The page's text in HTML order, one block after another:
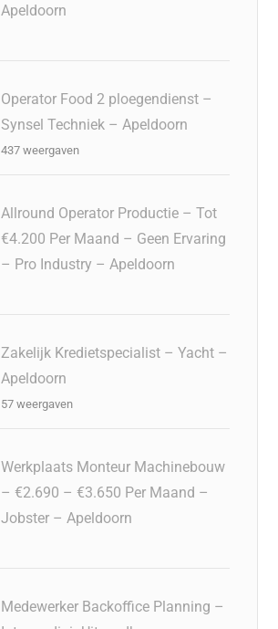
Apeldoorn
Operator Food 2 ploegendienst –
Synsel Techniek – Apeldoorn
437 weergaven
Allround Operator Productie – Tot
€4.200 Per Maand – Geen Ervaring
– Pro Industry – Apeldoorn
Zakelijk Kredietspecialist – Yacht –
Apeldoorn
57 weergaven
Werkplaats Monteur Machinebouw
– €2.690 – €3.650 Per Maand –
Jobster – Apeldoorn
Medewerker Backoffice Planning –